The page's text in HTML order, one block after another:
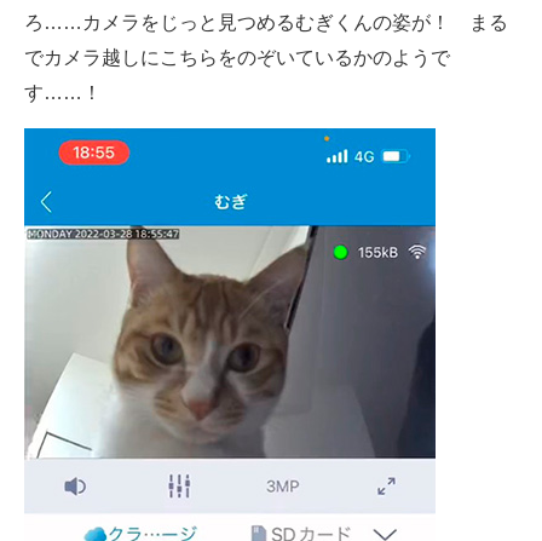
モノづくり技術者専門サイト
電子設計の基本と応用
エネルギーの専門メディア
建設×テクノロジーの最前線
ちょっと気になるネットの話題
ろ……カメラをじっと見つめるむぎくんの姿が！ まる
でカメラ越しにこちらをのぞいているかのようで
す……！